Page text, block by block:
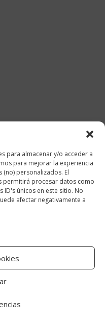
para almacenar y/o acceder a
para mejorar la experiencia
personalizados. El
permitirá procesar datos como
únicos en este sitio. No
afectar negativamente a